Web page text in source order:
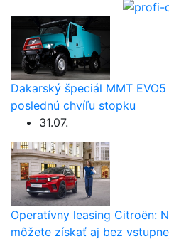
Dakarský špeciál MMT
poslednú chvíľu stopku
31.07.
Operatívny leasing Citroën:
môžete získať aj bez